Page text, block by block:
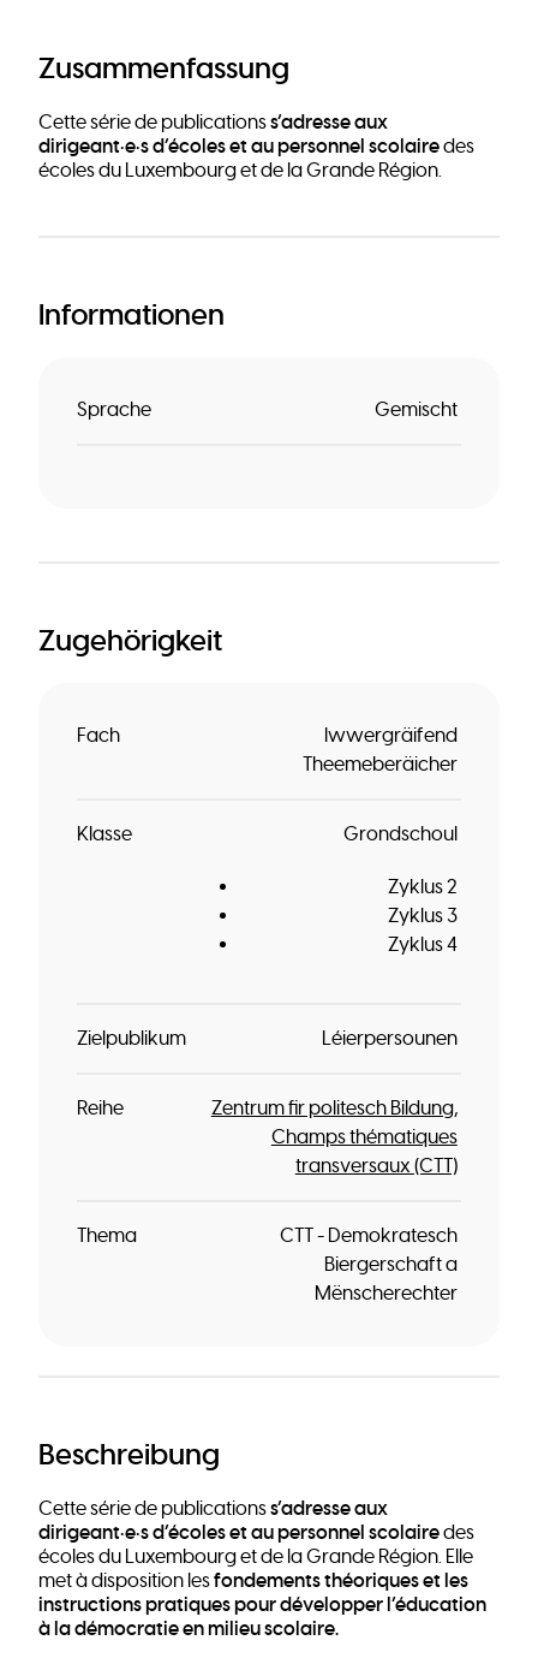
Zusammenfassung
Cette série de publicationss’adresse aux
dirigeant·e·s d’écoles et au personnel scolairedes
écoles du Luxembourg et de la Grande Région.
Informationen
Sprache Gemischt
Zugehörigkeit
Fach
Iwwergräifend
Theemeberäicher
Klasse Grondschoul
Zyklus 2
Zyklus 3
Zyklus 4
Zielpublikum Léierpersounen
Reihe
Zentrum fir politesch Bildung
Champs thématiques
transversaux (CTT)
Thema
CTT - Demokratesch
Biergerschaft a
Mënscherechter
Beschreibung
Cette série de publicationss’adresse aux
dirigeant·e·s d’écoles et au personnel scolairedes
écoles du Luxembourg et de la Grande Région. Elle
met à disposition lesfondements théoriques et les
instructions pratiques pour développer l’éducation
à la démocratie en milieu scolaire.